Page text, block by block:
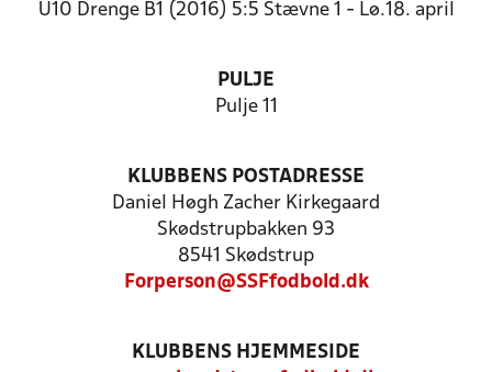
U10 Drenge B1 (2016) 5:5 Stævne 1 - Lø.18. april
PULJE
Pulje 11
KLUBBENS POSTADRESSE
Daniel Høgh Zacher Kirkegaard
Skødstrupbakken 93
8541 Skødstrup
Forperson@SSFfodbold.dk
KLUBBENS HJEMMESIDE